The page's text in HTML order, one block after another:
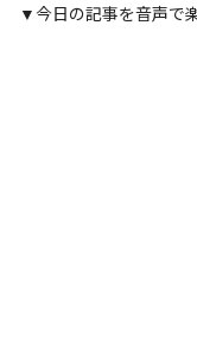
▼今日の記事を音声で